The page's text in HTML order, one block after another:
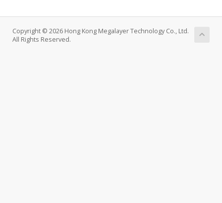
Copyright © 2026 Hong Kong Megalayer Technology Co., Ltd.
All Rights Reserved.